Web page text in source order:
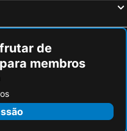
de
membros